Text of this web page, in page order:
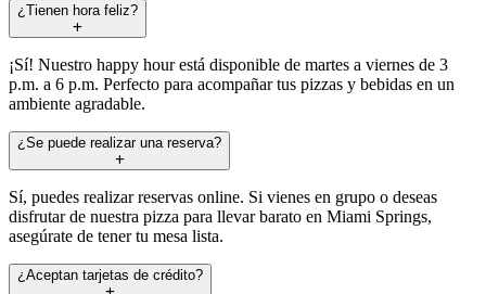
¿Tienen hora feliz?
¡Sí! Nuestro happy hour está disponible de martes a viernes de 3
p.m. a 6 p.m. Perfecto para acompañar tus pizzas y bebidas en un
ambiente agradable.
¿Se puede realizar una reserva?
Sí, puedes realizar reservas online. Si vienes en grupo o deseas
disfrutar de nuestra pizza para llevar barato en Miami Springs,
asegúrate de tener tu mesa lista.
¿Aceptan tarjetas de crédito?